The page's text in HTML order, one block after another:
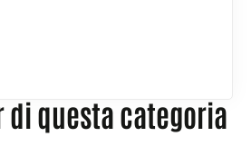
di questa categoria